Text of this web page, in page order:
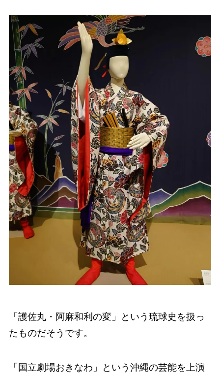
「護佐丸・阿麻和利の変」という琉球史を扱っ
たものだそうです。
「国立劇場おきなわ」という沖縄の芸能を上演